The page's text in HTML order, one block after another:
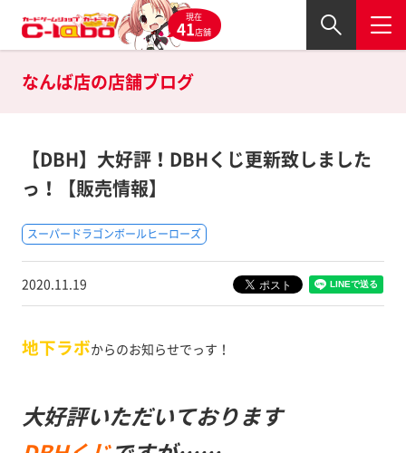
現在
41店舗
なんば店の店舗ブログ
【DBH】大好評！DBHくじ更新致しました
っ！【販売情報】
スーパードラゴンボールヒーローズ
2020.11.19
地下ラボからのお知らせでっす！
大好評いただいております